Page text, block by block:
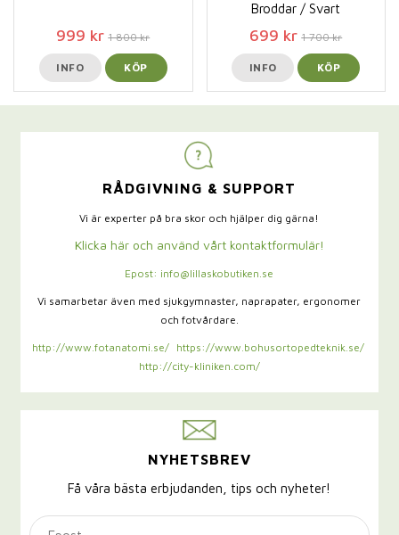
999 kr 1 800 kr
INFO KÖP
Broddar / Svart
699 kr 1 700 kr
INFO KÖP
RÅDGIVNING & SUPPORT
Vi är experter på bra skor och hjälper dig gärna!
Klicka här och använd vårt kontaktformulär!
Epost: info@lillaskobutiken.se
Vi samarbetar även med sjukgymnaster, naprapater, ergonomer
och fotvårdare.
http://www.fotanatomi.se/
https://www.bohusortopedteknik.se/
http://city-kliniken.com/
NYHETSBREV
Få våra bästa erbjudanden, tips och nyheter!